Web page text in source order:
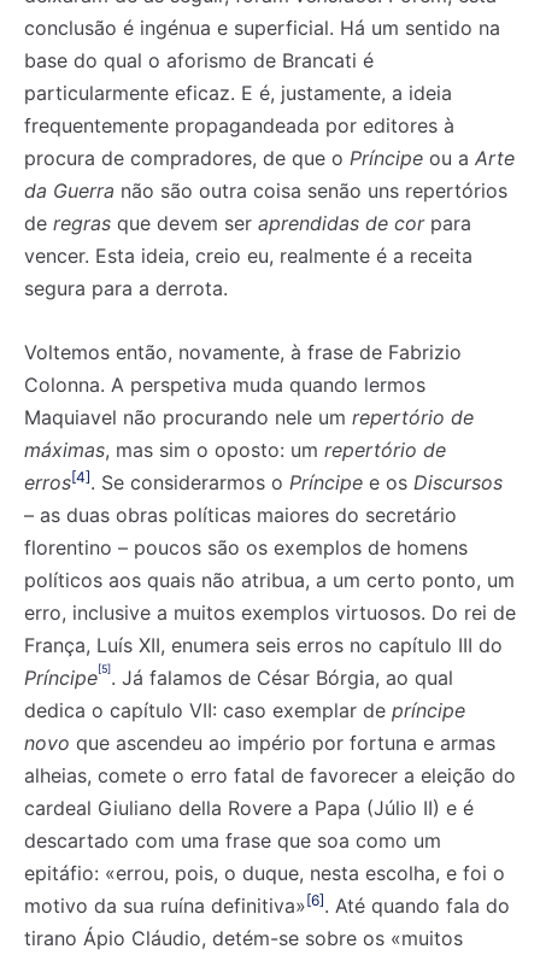
conclusão é ingénua e superficial. Há um sentido na
base do qual o aforismo de Brancati é
particularmente eficaz. E é, justamente, a ideia
frequentemente propagandeada por editores à
procura de compradores, de que o Príncipe ou a Arte
da Guerra não são outra coisa senão uns repertórios
de regras que devem ser aprendidas de corpara
vencer. Esta ideia, creio eu, realmente é a receita
segura para a derrota.
Voltemos então, novamente, à frase de Fabrizio
Colonna. A perspetiva muda quando lermos
Maquiavel não procurando nele um repertório de
máximas, mas sim o oposto: um repertório de
erros[4]. Se considerarmos o Príncipe e os Discursos
– as duas obras políticas maiores do secretário
florentino – poucos são os exemplos de homens
políticos aos quais não atribua, a um certo ponto, um
erro, inclusive a muitos exemplos virtuosos. Do rei de
França, Luís XII, enumera seis erros no capítulo III do
Príncipe[5]. Já falamos de César Bórgia, ao qual
dedica o capítulo VII: caso exemplar de príncipe
novo que ascendeu ao império por fortuna e armas
alheias, comete o erro fatal de favorecer a eleição do
cardeal Giuliano della Rovere a Papa (Júlio II) e é
descartado com uma frase que soa como um
epitáfio: «errou, pois, o duque, nesta escolha, e foi o
motivo da sua ruína definitiva»[6]. Até quando fala do
tirano Ápio Cláudio, detém-se sobre os «muitos